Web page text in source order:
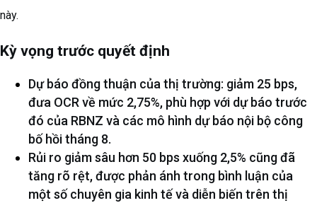
này.
Kỳ vọng trước quyết định
Dự báo đồng thuận của thị trường: giảm 25 bps,
đưa OCR về mức 2,75%, phù hợp với dự báo trước
đó của RBNZ và các mô hình dự báo nội bộ công
bố hồi tháng 8.
Rủi ro giảm sâu hơn 50 bps xuống 2,5% cũng đã
tăng rõ rệt, được phản ánh trong bình luận của
một số chuyên gia kinh tế và diễn biến trên thị